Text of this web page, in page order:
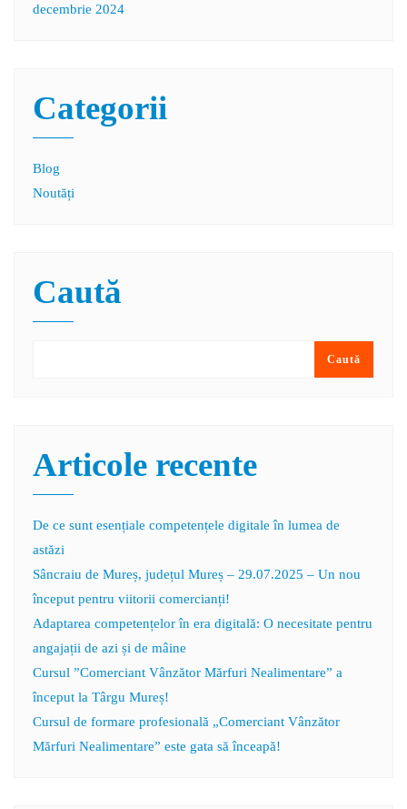
decembrie 2024
Categorii
Blog
Noutăți
Caută
Caută
Articole recente
De ce sunt esențiale competențele digitale în lumea de
astăzi
Sâncraiu de Mureș, județul Mureș – 29.07.2025 – Un nou
început pentru viitorii comercianți!
Adaptarea competențelor în era digitală: O necesitate pentru
angajații de azi și de mâine
Cursul ”Comerciant Vânzător Mărfuri Nealimentare” a
început la Târgu Mureș!
Cursul de formare profesională „Comerciant Vânzător
Mărfuri Nealimentare” este gata să înceapă!